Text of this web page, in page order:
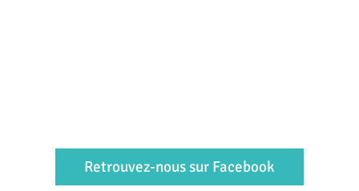
Retrouvez-nous sur Facebook